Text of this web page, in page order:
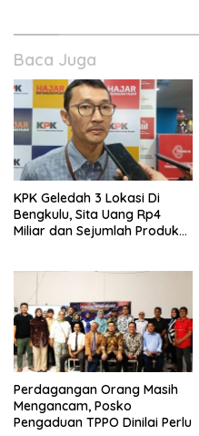
Baca Juga
KPK Geledah 3 Lokasi Di
Bengkulu, Sita Uang Rp4
Miliar dan Sejumlah Produk
Perdagangan Orang Masih
Mengancam, Posko
Pengaduan TPPO Dinilai Perlu